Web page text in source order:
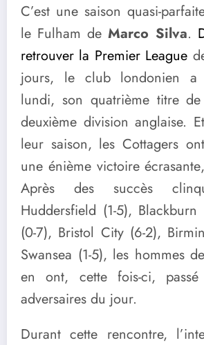
C’est une saison quasi-
le Fulham deMarco Silva.
retrouver la Premier League
jours, le club londonien a
lundi, son quatrième titre
deuxième division anglaise.
leur saison, les Cottagers
une énième victoire
Après des succès
Huddersfield (1-5), Blackburn
(0-7), Bristol City (6-2),
Swansea (1-5), les hommes de
en ont, cette fois-ci,
adversaires du jour.
Durant cette rencontre,